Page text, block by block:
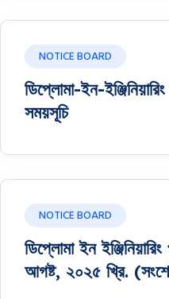
NOTICE BOARD
ডিপ্লোমা-ইন-
সময়সূচি
NOTICE BOARD
ডিপ্লোমা ইন
আগষ্ট, ২০২৫ খ্রি.